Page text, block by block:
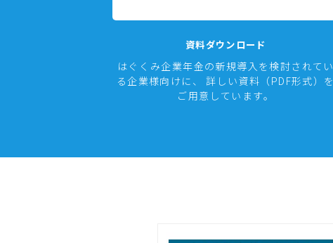
資料ダウンロード
はぐくみ企業年金の新規導入を検討されてい
る企業様向けに、 詳しい資料（PDF形式）を
ご用意しています。